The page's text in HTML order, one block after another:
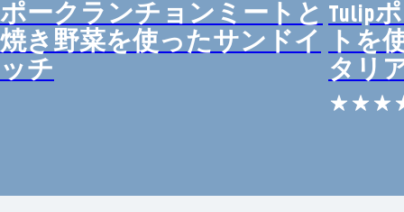
ポークランチョンミートと
焼き野菜を使ったサンドイ
ッチ
Tulip
トを
タリ